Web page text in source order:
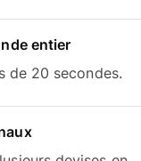
entier
de 20 secondes.